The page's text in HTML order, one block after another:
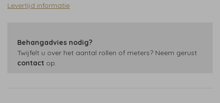
Levertijd informatie
Behangadvies nodig?
Twijfelt u over het aantal rollen of meters? Neem gerust
contact op.